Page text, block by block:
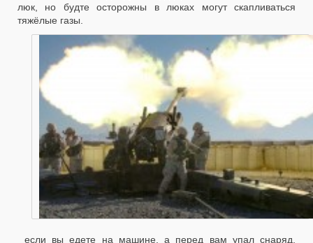
люк, но будте осторожны в люках могут скапливаться
тяжёлые газы.
если вы едете на машине, а перед вам упал снаряд,